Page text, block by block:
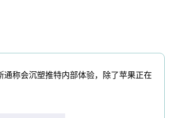
称会沉塑推特内部体验，除了苹果正在